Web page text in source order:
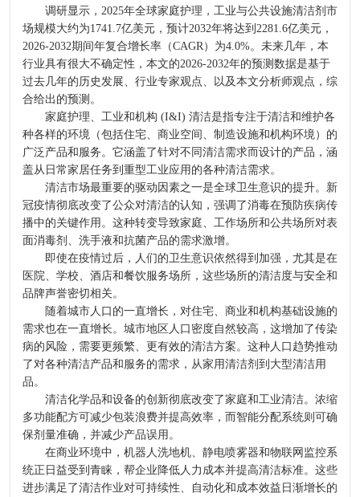
调研显示，2025年全球家庭护理，工业与公共设施清洁剂市
场规模大约为1741.7亿美元，预计2032年将达到2281.6亿美元，
2026-2032期间年复合增长率（CAGR）为4.0%。未来几年，本
行业具有很大不确定性，本文的2026-2032年的预测数据是基于
过去几年的历史发展、行业专家观点、以及本文分析师观点，综
合给出的预测。
家庭护理、工业和机构 (I&I) 清洁是指专注于清洁和维护各
种各样的环境（包括住宅、商业空间、制造设施和机构环境）的
广泛产品和服务。它涵盖了针对不同清洁需求而设计的产品，涵
盖从日常家居任务到重型工业应用的各种清洁需求。
清洁市场最重要的驱动因素之一是全球卫生意识的提升。新
冠疫情彻底改变了公众对清洁的认知，强调了消毒在预防疾病传
播中的关键作用。这种转变导致家庭、工作场所和公共场所对表
面消毒剂、洗手液和抗菌产品的需求激增。
即使在疫情过后，人们的卫生意识依然得到加强，尤其是在
医院、学校、酒店和餐饮服务场所，这些场所的清洁度与安全和
品牌声誉密切相关。
随着城市人口的一直增长，对住宅、商业和机构基础设施的
需求也在一直增长。城市地区人口密度自然较高，这增加了传染
病的风险，需要更频繁、更有效的清洁方案。这种人口趋势推动
了对各种清洁产品和服务的需求，从家用清洁剂到大型清洁用
品。
清洁化学品和设备的创新彻底改变了家庭和工业清洁。浓缩
多功能配方可减少包装浪费并提高效率，而智能分配系统则可确
保剂量准确，并减少产品误用。
在商业环境中，机器人洗地机、静电喷雾器和物联网监控系
统正日益受到青睐，帮企业降低人力成本并提高清洁标准。这些
进步满足了清洁作业对可持续性、自动化和成本效益日渐增长的